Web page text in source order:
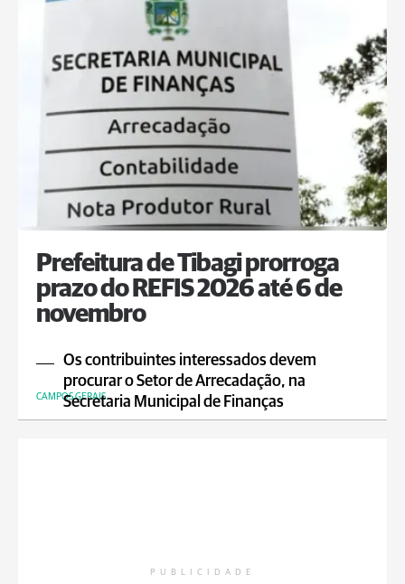
Prefeitura de Tibagi prorroga
prazo do REFIS 2026 até 6 de
novembro
Os contribuintes interessados devem
procurar o Setor de Arrecadação, na
Secretaria Municipal de Finanças
CAMPOS GERAIS
PUBLICIDADE